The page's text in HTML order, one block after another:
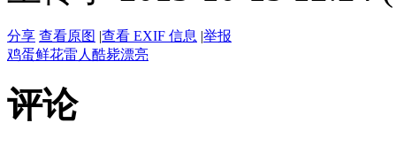
分享 查看原图 |查看 EXIF 信息 |举报
鸡蛋鲜花雷人 酷毙漂亮
评论